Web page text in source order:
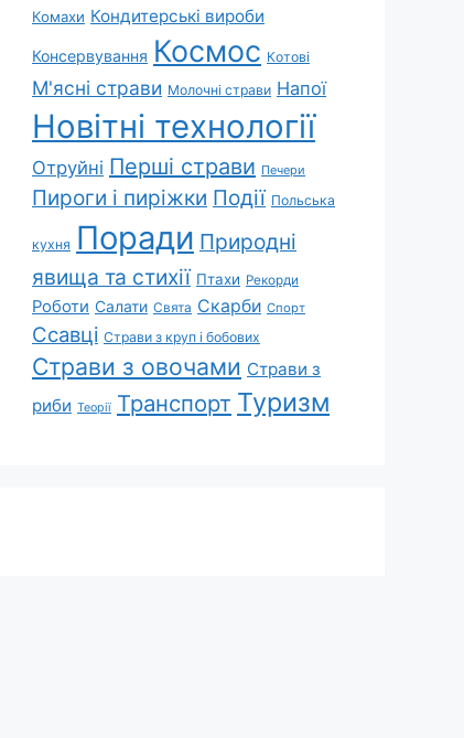
Комахи Кондитерські вироби
Консервування Космос Котові
М'ясні страви Молочні страви Напої
Новітні технології
Отруйні Перші страви Печери
Пироги і пиріжки Події Польська
кухня Поради Природні
явища та стихії Птахи Рекорди
Роботи Салати Свята Скарби Спорт
Ссавці Страви з круп і бобових
Страви з овочами Страви з
риби Теорії Транспорт Туризм